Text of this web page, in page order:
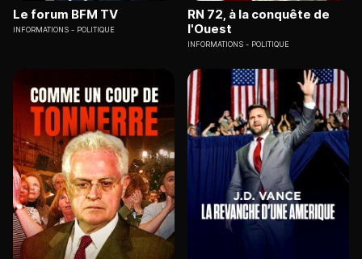
Le forum BFM TV
INFORMATIONS POLITIQUE
RN 72, à la conquête de
l'Ouest
INFORMATIONS POLITIQUE